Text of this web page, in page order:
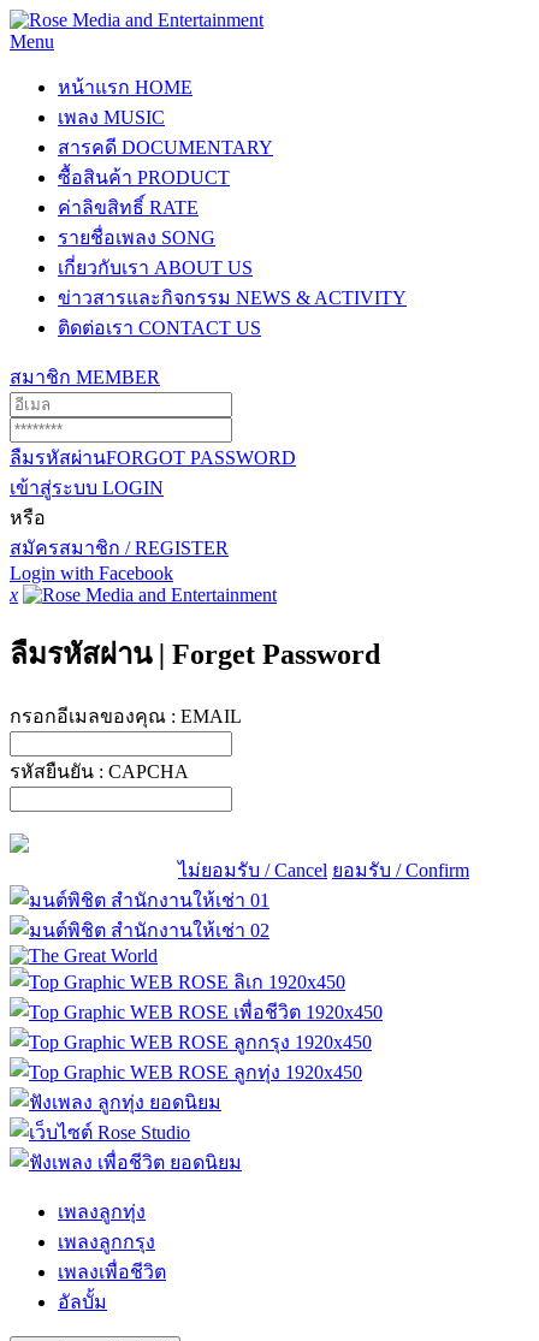
Menu
หน้าแรก HOME
เพลง MUSIC
สารคดี DOCUMENTARY
ซื้อสินค้า PRODUCT
ค่าลิขสิทธิ์ RATE
รายชื่อเพลง SONG
เกี่ยวกับเรา ABOUT US
ข่าวสารและกิจกรรม NEWS & ACTIVITY
ติดต่อเรา CONTACT US
สมาชิก MEMBER
ลืมรหัสผ่านFORGOT PASSWORD
เข้าสู่ระบบ LOGIN
หรือ
สมัครสมาชิก / REGISTER
Login with Facebook
x
ลืมรหัสผ่าน | Forget Password
กรอกอีเมลของคุณ : EMAIL
รหัสยืนยัน : CAPCHA
ไม่ยอมรับ / Cancel ยอมรับ / Confirm
เพลงลูกทุ่ง
เพลงลูกกรุง
เพลงเพื่อชีวิต
อัลบั้ม